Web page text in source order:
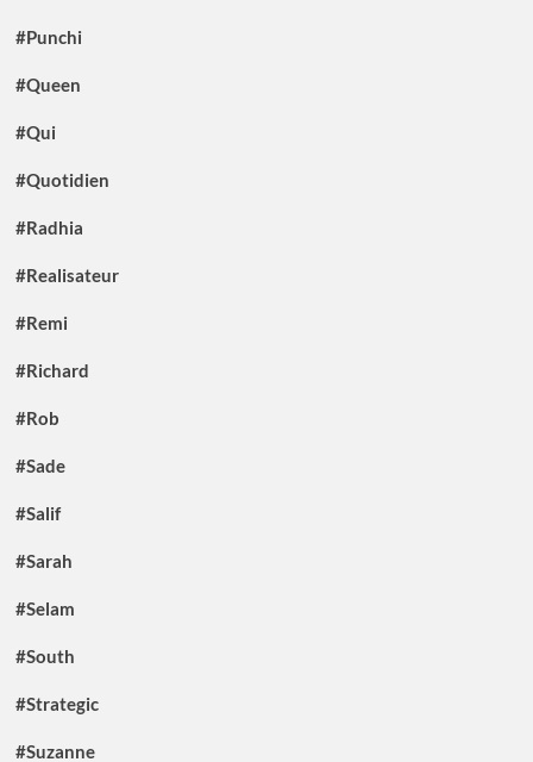
#Punchi
#Queen
#Qui
#Quotidien
#Radhia
#Realisateur
#Remi
#Richard
#Rob
#Sade
#Salif
#Sarah
#Selam
#South
#Strategic
#Suzanne